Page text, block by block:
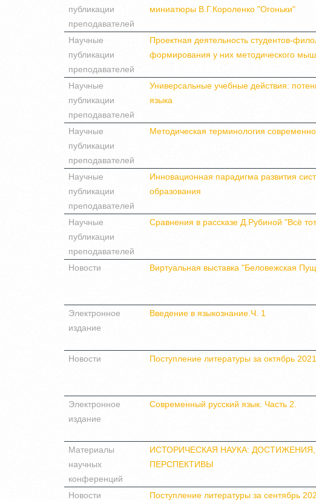
публикации
преподавателей
миниатюры В.Г.Короленко "Огоньки"
Научные
публикации
преподавателей
Проектная деятельность студентов-
формирования у них методического
Научные
публикации
преподавателей
Универсальные учебные действия:
языка
Научные
публикации
преподавателей
Методическая терминология
Научные
публикации
преподавателей
Инновационная парадигма развития
образования
Научные
публикации
преподавателей
Сравнения в рассказе Д.Рубиной "Всё
Новости
Виртуальная выставка "Беловежская
Электронное
издание
Введение в языкознание.Ч. 1
Новости
Поступление литературы за октябрь
Электронное
издание
Современный русский язык. Часть 2.
Материалы
научных
конференций
ИСТОРИЧЕСКАЯ НАУКА:
ПЕРСПЕКТИВЫ
Новости
Поступление литературы за сентябрь